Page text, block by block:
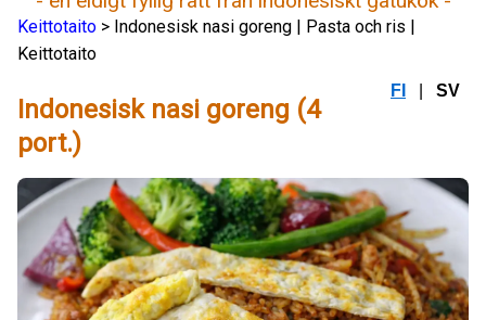
Keittotaito > Indonesisk nasi goreng | Pasta och ris |
Keittotaito
FI SV
Indonesisk nasi goreng (4
port.)